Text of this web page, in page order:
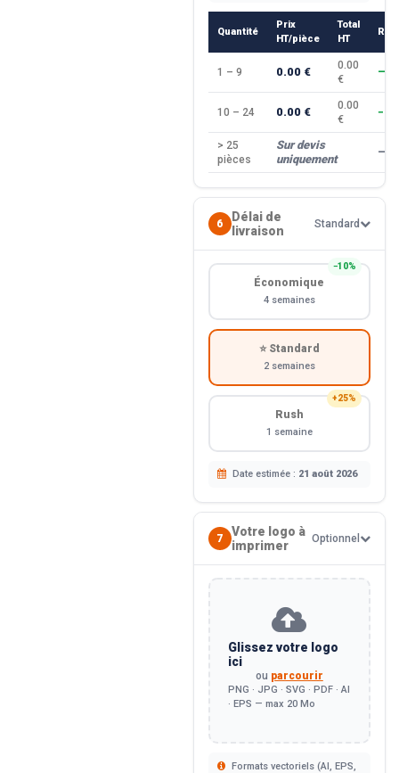
Quantité
Prix
HT/pièce
Total
HT
1 – 9 0.00 €
0.00
€
—
10 – 24 0.00 €
0.00
€
> 25
pièces
Sur devis
uniquement
—
6
Délai de
livraison
Standard
−10%
Économique
4 semaines
⭐ Standard
2 semaines
+25%
Rush
1 semaine
Date estimée : 21 août 2026
7
Votre logo à
imprimer
Optionnel
Glissez votre logo
ici
ou parcourir
PNG · JPG · SVG · PDF · AI
· EPS — max 20 Mo
Formats vectoriels (AI, EPS,